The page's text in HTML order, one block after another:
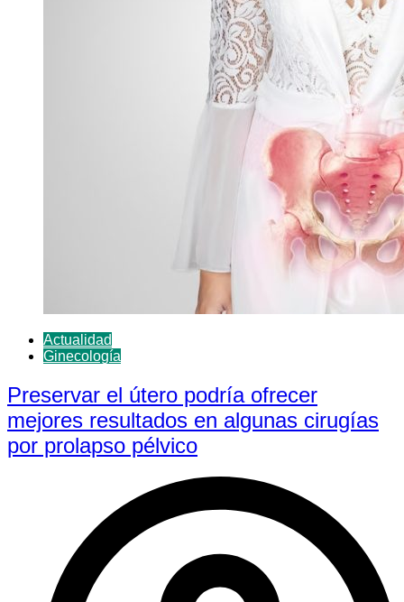
Actualidad
Ginecología
Preservar el útero podría ofrecer
mejores resultados en algunas cirugías
por prolapso pélvico